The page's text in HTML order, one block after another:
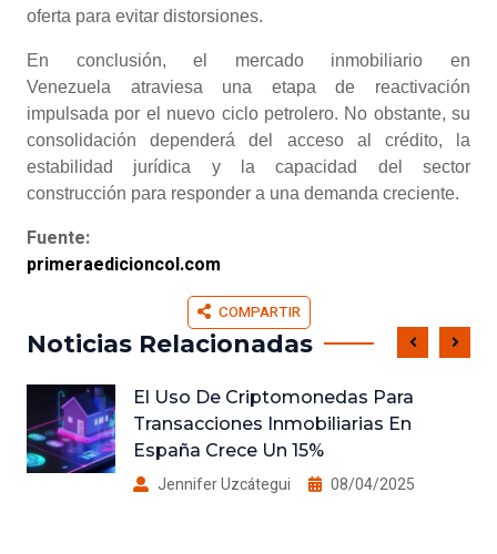
oferta para evitar distorsiones.
En conclusión, el mercado inmobiliario en
Venezuela atraviesa una etapa de reactivación
impulsada por el nuevo ciclo petrolero. No obstante, su
consolidación dependerá del acceso al crédito, la
estabilidad jurídica y la capacidad del sector
construcción para responder a una demanda creciente.
Fuente:
primeraedicioncol.com
COMPARTIR
Noticias Relacionadas
El Uso De Criptomonedas Para
Transacciones Inmobiliarias En
España Crece Un 15%
Jennifer Uzcátegui 08/04/2025